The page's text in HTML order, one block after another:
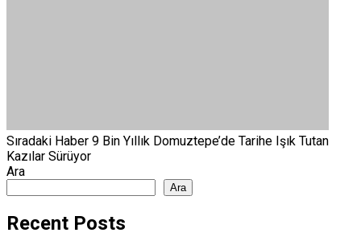
Sıradaki Haber 9 Bin Yıllık Domuztepe’de Tarihe Işık Tutan
Kazılar Sürüyor
Ara
Ara
Recent Posts